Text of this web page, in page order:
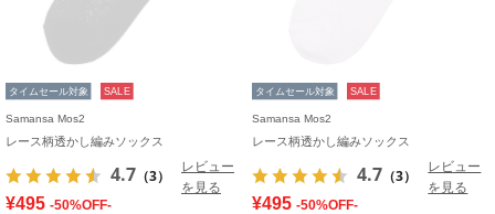
タイムセール対象 SALE
Samansa Mos2
レース柄透かし編みソックス
4.7 （3）
レビュー
を見る
¥495 -50%OFF-
タイムセール対象 SALE
Samansa Mos2
レース柄透かし編みソックス
4.7 （3）
レビュー
を見る
¥495 -50%OFF-